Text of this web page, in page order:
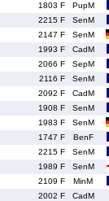
1803 F
PupM
2215 F
SenM
2147 F
SenM
1993 F
CadM
2066 F
SepM
2116 F
SenM
2092 F
CadM
1908 F
SenM
1983 F
SenM
1747 F
BenF
2215 F
SenM
1989 F
SenM
2109 F
MinM
2002 F
CadM